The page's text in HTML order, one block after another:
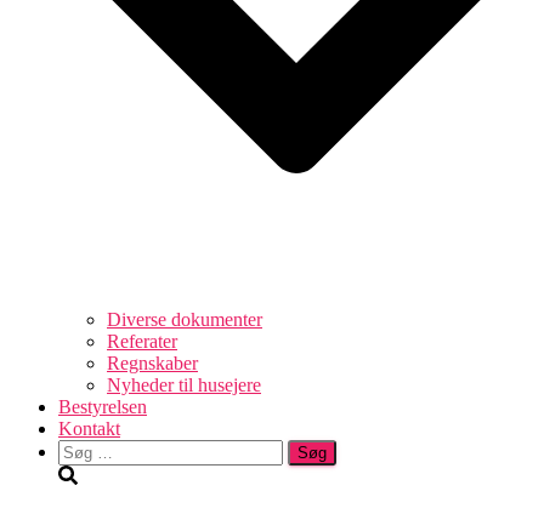
Diverse dokumenter
Referater
Regnskaber
Nyheder til husejere
Bestyrelsen
Kontakt
Søg
efter: